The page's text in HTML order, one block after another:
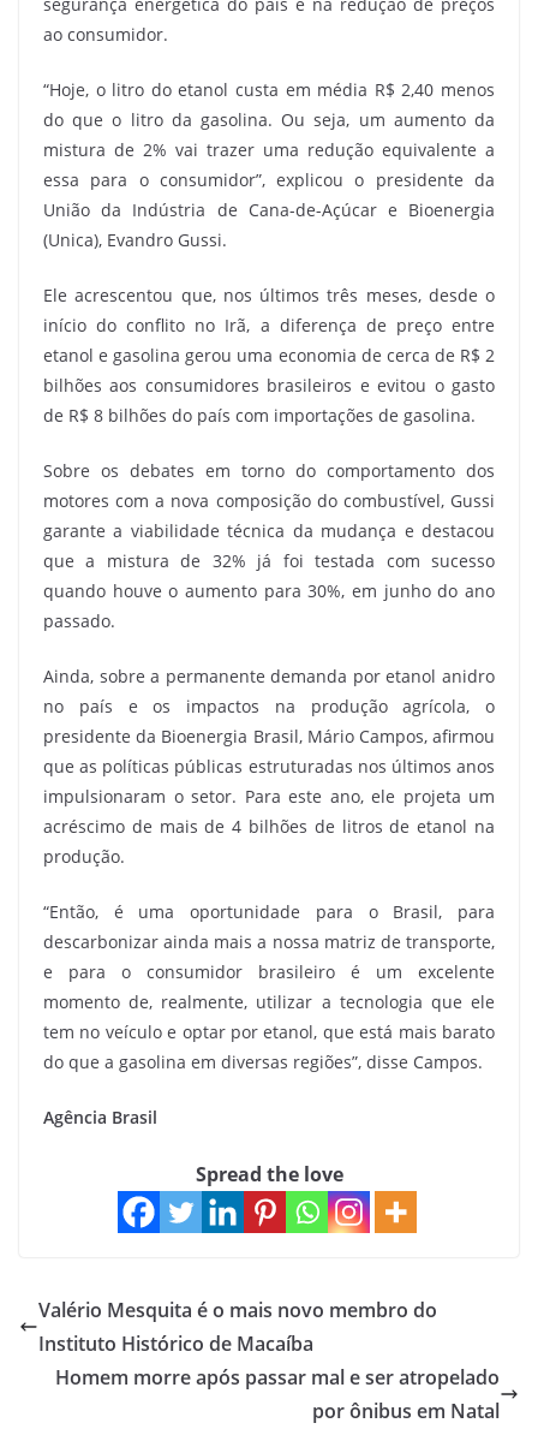
ao consumidor.
“Hoje, o litro do etanol custa em média R$ 2,40 menos
do que o litro da gasolina. Ou seja, um aumento da
mistura de 2% vai trazer uma redução equivalente a
essa para o consumidor”, explicou o presidente da
União da Indústria de Cana-de-Açúcar e Bioenergia
(Unica), Evandro Gussi.
Ele acrescentou que, nos últimos três meses, desde o
início do conflito no Irã, a diferença de preço entre
etanol e gasolina gerou uma economia de cerca de R$ 2
bilhões aos consumidores brasileiros e evitou o gasto
de R$ 8 bilhões do país com importações de gasolina.
Sobre os debates em torno do comportamento dos
motores com a nova composição do combustível, Gussi
garante a viabilidade técnica da mudança e destacou
que a mistura de 32% já foi testada com sucesso
quando houve o aumento para 30%, em junho do ano
passado.
Ainda, sobre a permanente demanda por etanol anidro
no país e os impactos na produção agrícola, o
presidente da Bioenergia Brasil, Mário Campos, afirmou
que as políticas públicas estruturadas nos últimos anos
impulsionaram o setor. Para este ano, ele projeta um
acréscimo de mais de 4 bilhões de litros de etanol na
produção.
“Então, é uma oportunidade para o Brasil, para
descarbonizar ainda mais a nossa matriz de transporte,
e para o consumidor brasileiro é um excelente
momento de, realmente, utilizar a tecnologia que ele
tem no veículo e optar por etanol, que está mais barato
do que a gasolina em diversas regiões”, disse Campos.
Agência Brasil
Spread the love
Valério Mesquita é o mais novo membro do
Instituto Histórico de Macaíba
Homem morre após passar mal e ser atropelado
por ônibus em Natal